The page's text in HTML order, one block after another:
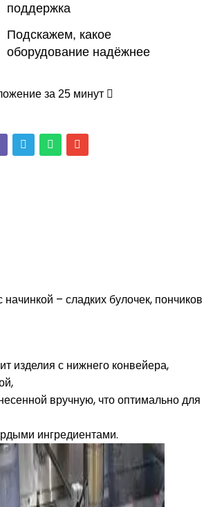
поддержка
Подскажем, какое
оборудование надёжнее
за 25 минут
– сладких булочек, пончиков
изделия с нижнего конвейера,
вручную, что оптимально для
ингредиентами.